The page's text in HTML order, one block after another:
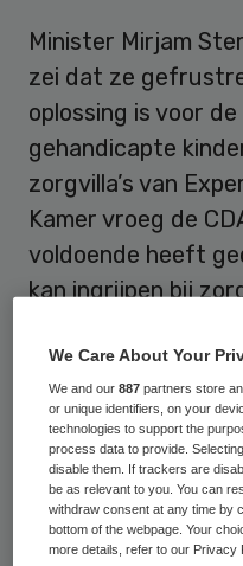
Minister Mirjam
zei dat ze
oplossing is voor
gehandicapte
zorgvilla’s van
Kamer vroeg de
voldoende heeft
kan ingrijpen bij
Villa ExpertCare
waar meervoudig
een aantal dagen
De Duitse
Braun wil de
winstgevend zijn.
We Care About Your
We and our887 partners store
or unique identifiers, on your
technologies to support the
process data to provide.
disable them. If trackers are
be as relevant to you. You can
withdraw consent at any time by
bottom of the webpage. Your
more details, refer to our Privacy